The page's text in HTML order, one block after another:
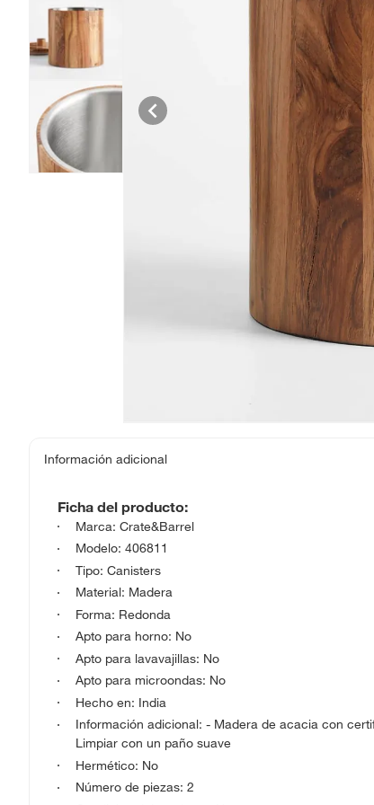
Información adicional
Ficha del producto:
Marca: Crate&Barrel
Modelo: 406811
Tipo: Canisters
Material: Madera
Forma: Redonda
Apto para horno: No
Apto para lavavajillas: No
Apto para microondas: No
Hecho en: India
Información adicional: - Madera de acacia con
Limpiar con un paño suave
Hermético: No
Número de piezas: 2